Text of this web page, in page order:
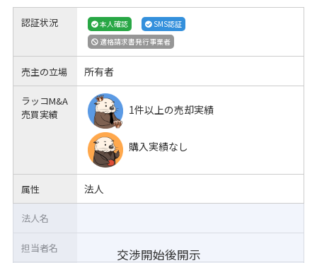
認証状況 本人確認
SMS認証
適格請求書発行事業者
売主の立場 所有者
ラッコM&A
売買実績
1件以上の売却実績
購入実績なし
属性 法人
交渉開始後開示
法人名
担当者名